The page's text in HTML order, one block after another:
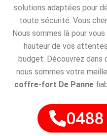
solutions adaptées pour
toute sécurité. Vous
Nous sommes là pour
hauteur de vos
budget. Découvrez dans
nous sommes votre
coffre-fort De Panne